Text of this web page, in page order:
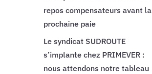
repos compensateurs avant la
prochaine paie
Le syndicat SUDROUTE
s’implante chez PRIMEVER :
nous attendons notre tableau